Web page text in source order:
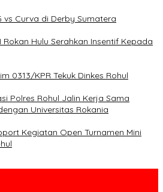
vs Curva di Derby Sumatera
Rokan Hulu Serahkan Insentif Kepada
0313/KPR Tekuk Dinkes Rohul
Polres Rohul Jalin Kerja Sama
Universitas Rokania
Kegiatan Open Turnamen Mini